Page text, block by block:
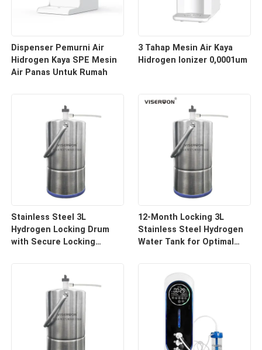
Dispenser Pemurni Air
Hidrogen Kaya SPE Mesin
Air Panas Untuk Rumah
3 Tahap Mesin Air Kaya
Hidrogen Ionizer 0,0001um
Stainless Steel 3L
Hydrogen Locking Drum
with Secure Locking
12-Month Locking 3L
Stainless Steel Hydrogen
Water Tank for Optimal